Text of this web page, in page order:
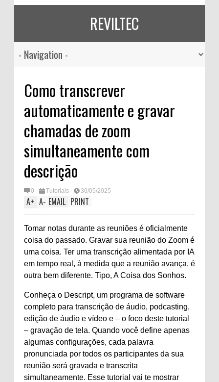
REVILTEC
Como transcrever
automaticamente e gravar
chamadas de zoom
simultaneamente com
descrição
0 Tutoriais 30/05/2025
A+ A- EMAIL PRINT
Tomar notas durante as reuniões é oficialmente
coisa do passado. Gravar sua reunião do Zoom é
uma coisa. Ter uma transcrição alimentada por IA
em tempo real, à medida que a reunião avança, é
outra bem diferente. Tipo, A Coisa dos Sonhos.
Conheça o Descript, um programa de software
completo para transcrição de áudio, podcasting,
edição de áudio e vídeo e – o foco deste tutorial
– gravação de tela. Quando você define apenas
algumas configurações, cada palavra
pronunciada por todos os participantes da sua
reunião será gravada e transcrita
simultaneamente. Esse tutorial vai te mostrar